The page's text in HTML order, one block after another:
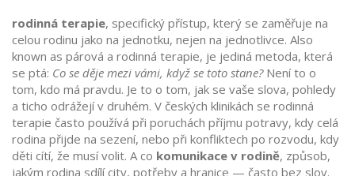
rodinná terapie, specifický přístup, který se zaměřuje na
celou rodinu jako na jednotku, nejen na jednotlivce. Also
known as párová a rodinná terapie, je jediná metoda, která
se ptá: Co se děje mezi vámi, když se toto stane?Není to o
tom, kdo má pravdu. Je to o tom, jak se vaše slova, pohledy
a ticho odrážejí v druhém. V českých klinikách se rodinná
terapie často používá při poruchách příjmu potravy, kdy celá
rodina přijde na sezení, nebo při konfliktech po rozvodu, kdy
děti cítí, že musí volit. A co komunikace v rodině, způsob,
jakým rodina sdílí city, potřeby a hranice — často bez slov.